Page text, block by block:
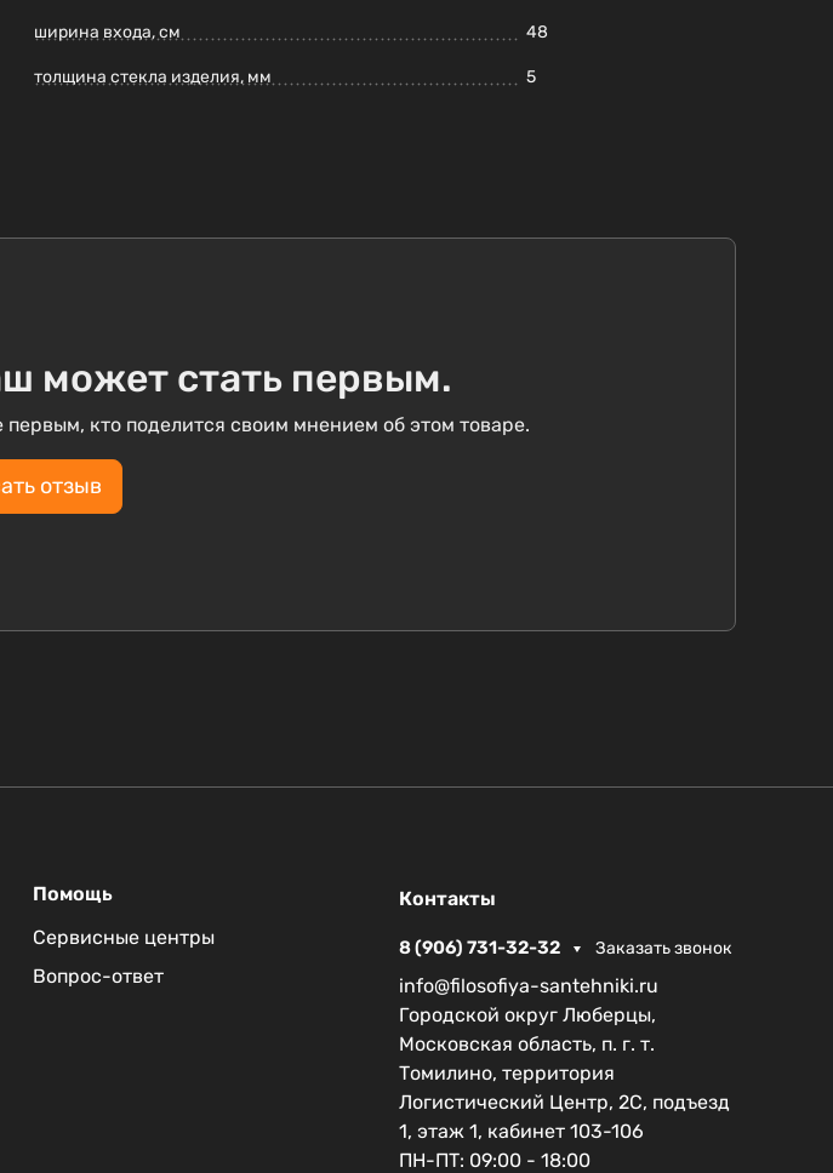
ширина входа, см 48
толщина стекла изделия, мм 5
может стать первым.
кто поделится своим мнением об этом товаре.
отзыв
Помощь
Сервисные центры
Вопрос-ответ
Контакты
8 (906) 731-32-32 Заказать звонок
info@filosofiya-santehniki.ru
Городской округ Люберцы,
Московская область, п. г. т.
Томилино, территория
Логистический Центр, 2С, подъезд
1, этаж 1, кабинет 103-106
ПН-ПТ: 09:00 - 18:00